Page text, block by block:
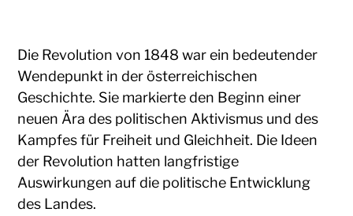
Die Revolution von 1848 war ein bedeutender
Wendepunkt in der österreichischen
Geschichte. Sie markierte den Beginn einer
neuen Ära des politischen Aktivismus und des
Kampfes für Freiheit und Gleichheit. Die Ideen
der Revolution hatten langfristige
Auswirkungen auf die politische Entwicklung
des Landes.